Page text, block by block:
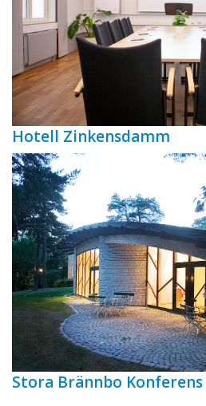
Hotell Zinkensdamm
Stora Brännbo